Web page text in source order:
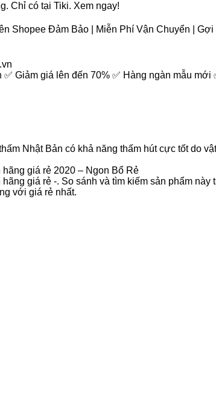
Chỉ có tại Tiki. Xem ngay!
Shopee Đảm Bảo | Miễn Phí Vận Chuyển | Gợi
Giảm giá lên đến 70% ✅ Hàng ngàn mẫu mới
Nhật Bản có khả năng thấm hút cực tốt do
giá rẻ 2020 – Ngon Bổ Rẻ
giá rẻ -. So sánh và tìm kiếm sản phẩm
với giá rẻ nhất.